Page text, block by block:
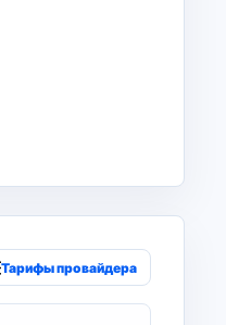
Тарифы провайдера